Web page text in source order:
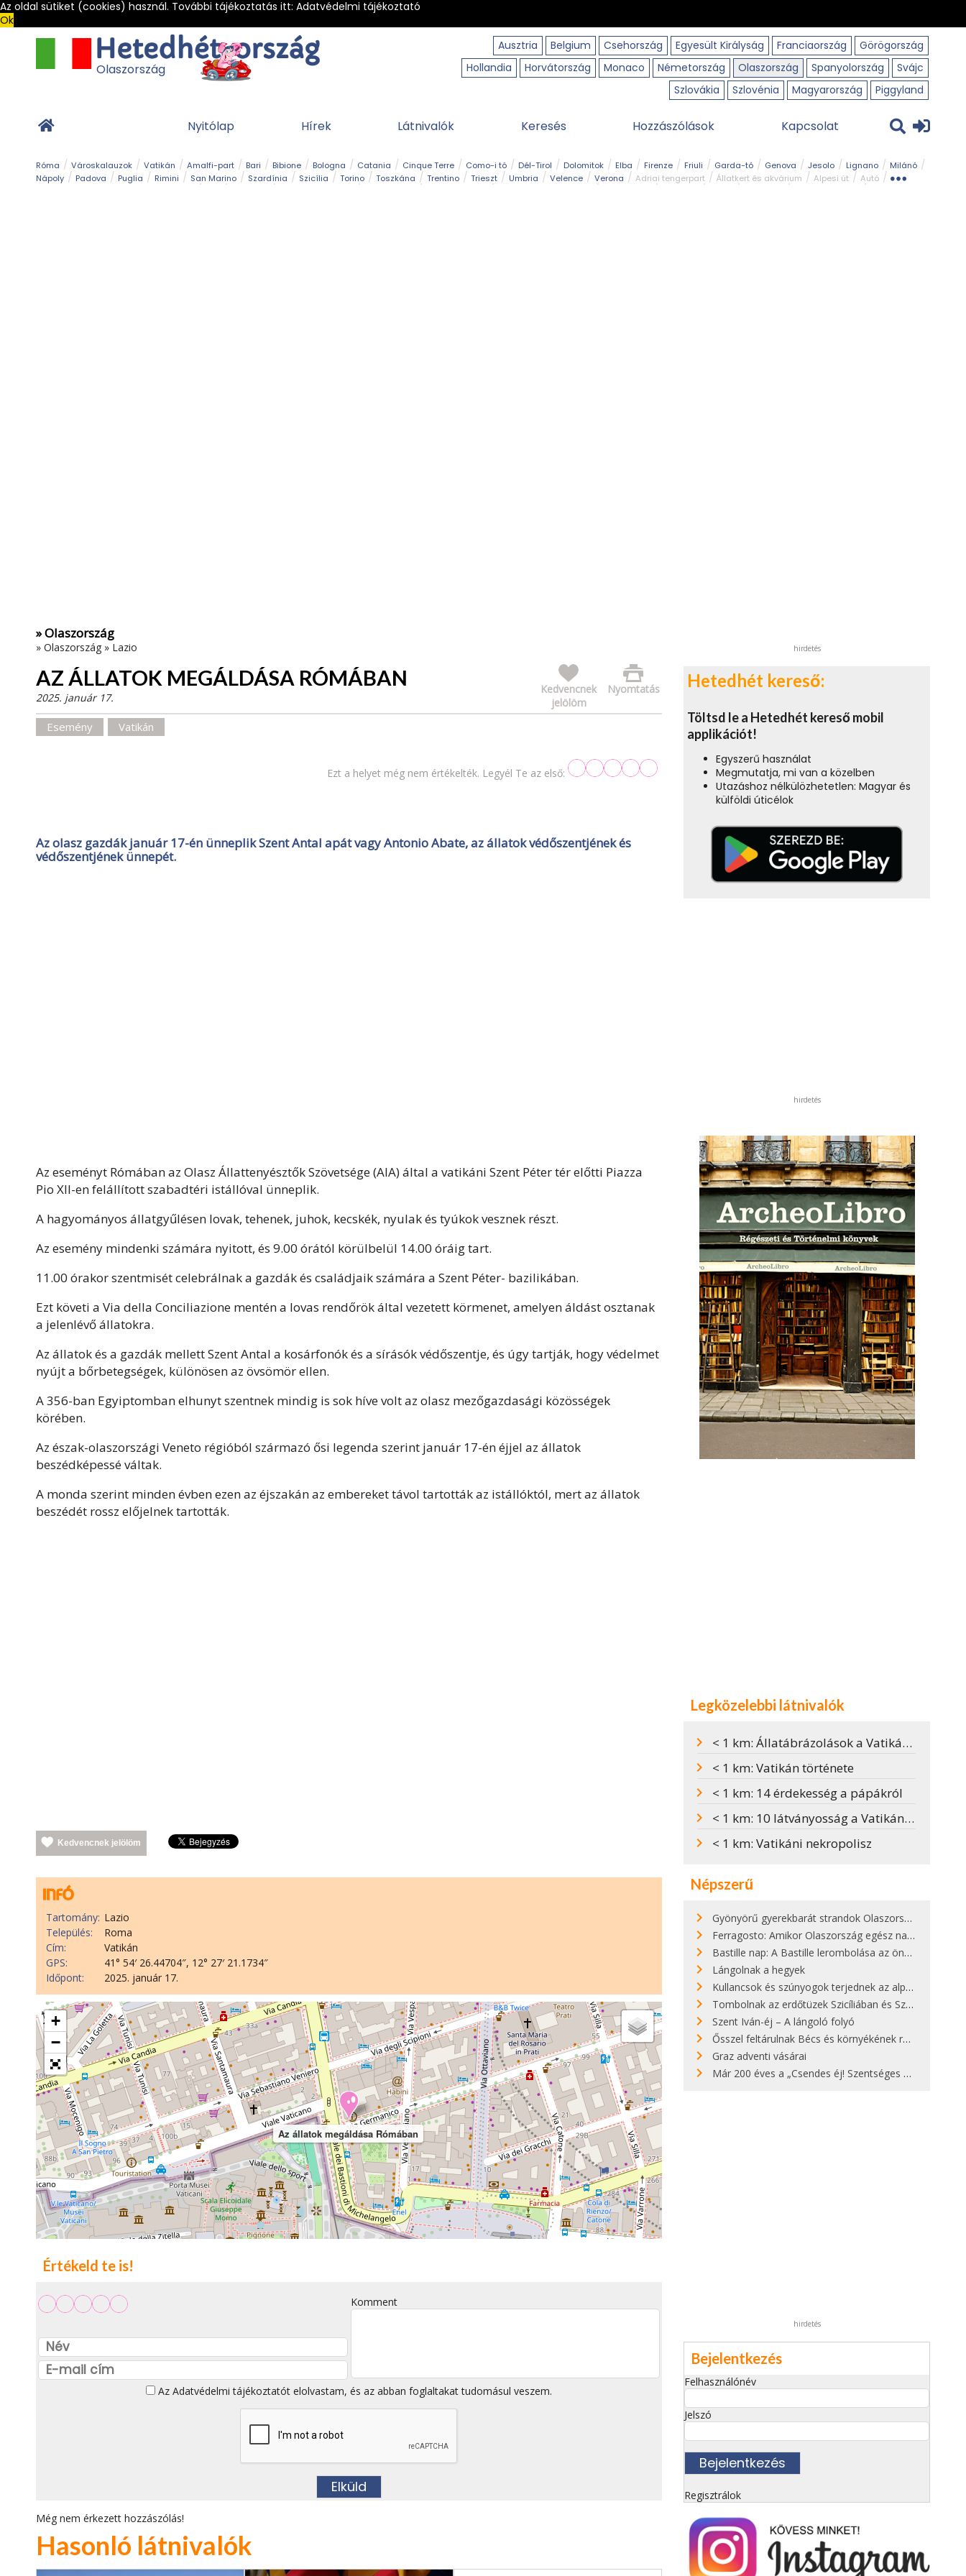
Az oldal sütiket (cookies) használ. További tájékoztatás itt: Adatvédelmi tájékoztató
Ok
Ausztria
Belgium Csehország Egyesült Királyság Franciaország
Görögország
Hollandia
Horvátország Monaco Németország Olaszország Spanyolország
Svájc
Szlovákia
Szlovénia Magyarország Piggyland
Olaszország
Nyitólap Hírek Látnivalók Keresés Hozzászólások Kapcsolat
Róma Városkalauzok Vatikán Amalfi-part Bari Bibione Bologna Catania Cinque Terre Como-i tó Dél-Tirol Dolomitok Elba Firenze Friuli Garda-tó Genova Jesolo Lignano
Milánó
Nápoly
Padova Puglia Rimini San Marino Szardínia Szicília Torino Toszkána Trentino Trieszt Umbria Velence Verona Adriai tengerpart Állatkert és akvárium Alpesi út
Autó
» Olaszország
» Olaszország » Lazio
AZ ÁLLATOK MEGÁLDÁSA RÓMÁBAN Nyomtatás
Kedvencnek
jelölöm
2025. január 17.
Esemény Vatikán
Ezt a helyet még nem értékelték. Legyél Te az első:
Az olasz gazdák január 17-én ünneplik Szent Antal apát vagy Antonio Abate, az állatok védőszentjének és
védőszentjének ünnepét.
Az eseményt Rómában az Olasz Állattenyésztők Szövetsége (AIA) által a vatikáni Szent Péter tér előtti Piazza
Pio XII-en felállított szabadtéri istállóval ünneplik.
A hagyományos állatgyűlésen lovak, tehenek, juhok, kecskék, nyulak és tyúkok vesznek részt.
Az esemény mindenki számára nyitott, és 9.00 órától körülbelül 14.00 óráig tart.
11.00 órakor szentmisét celebrálnak a gazdák és családjaik számára a Szent Péter- bazilikában.
Ezt követi a Via della Conciliazione mentén a lovas rendőrök által vezetett körmenet, amelyen áldást osztanak
a jelenlévő állatokra.
Az állatok és a gazdák mellett Szent Antal a kosárfonók és a sírásók védőszentje, és úgy tartják, hogy védelmet
nyújt a bőrbetegségek, különösen az övsömör ellen.
A 356-ban Egyiptomban elhunyt szentnek mindig is sok híve volt az olasz mezőgazdasági közösségek
körében.
Az észak-olaszországi Veneto régióból származó ősi legenda szerint január 17-én éjjel az állatok
beszédképessé váltak.
A monda szerint minden évben ezen az éjszakán az embereket távol tartották az istállóktól, mert az állatok
beszédét rossz előjelnek tartották.
Kedvencnek jelölöm
Tartomány: Lazio
Település:
Roma
Cím:
Vatikán
GPS:
41° 54′ 26.44704″, 12° 27′ 21.1734″
Időpont:
2025. január 17.
Az állatok megáldása Rómában
+
−
Értékeld te is!
Komment
Az Adatvédelmi tájékoztatót elolvastam, és az abban foglaltakat tudomásul veszem.
Még nem érkezett hozzászólás!
Hasonló látnivalók
hirdetés
Hetedhét kereső:
Töltsd le a Hetedhét kereső mobil
applikációt!
Egyszerű használat
Megmutatja, mi van a közelben
Utazáshoz nélkülözhetetlen: Magyar és
külföldi úticélok
hirdetés
Legközelebbi látnivalók
< 1 km: Állatábrázolások a Vatikánban
< 1 km: Vatikán története
< 1 km: 14 érdekesség a pápákról
< 1 km: 10 látványosság a Vatikánban
< 1 km: Vatikáni nekropolisz
Népszerű
Gyönyörű gyerekbarát strandok Olaszországban - megmutatjuk a 15 legjobbat
Ferragosto: Amikor Olaszország egész nap nyaral
Bastille nap: A Bastille lerombolása az önkényuralom végét jelentette
Lángolnak a hegyek
Kullancsok és szúnyogok terjednek az alpesi legelőkön
Tombolnak az erdőtüzek Szicíliában és Szardínián
Szent Iván-éj – A lángoló folyó
Ősszel feltárulnak Bécs és környékének rendkívüli építészeti kincsei
Graz adventi vásárai
Már 200 éves a „Csendes éj! Szentséges éj!”
hirdetés
Bejelentkezés
Felhasználónév
Jelszó
Regisztrálok